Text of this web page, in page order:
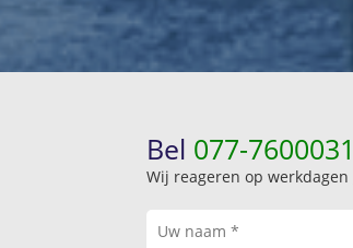
Bel 077-7600031
Wij reageren op werkdagen